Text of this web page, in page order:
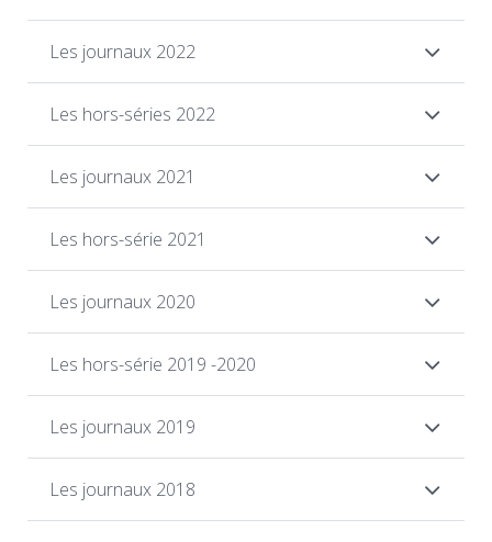
Les journaux 2022
Les hors-séries 2022
Les journaux 2021
Les hors-série 2021
Les journaux 2020
Les hors-série 2019 -2020
Les journaux 2019
Les journaux 2018